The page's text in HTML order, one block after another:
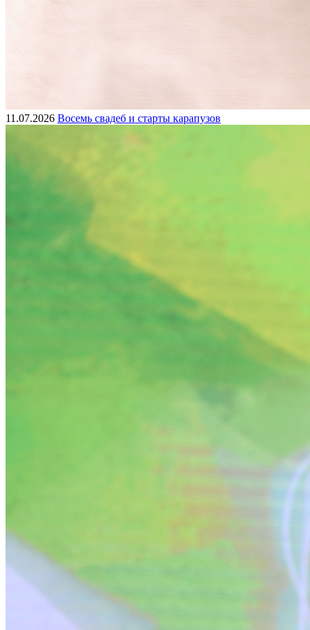
11.07.2026 Восемь свадеб и старты карапузов